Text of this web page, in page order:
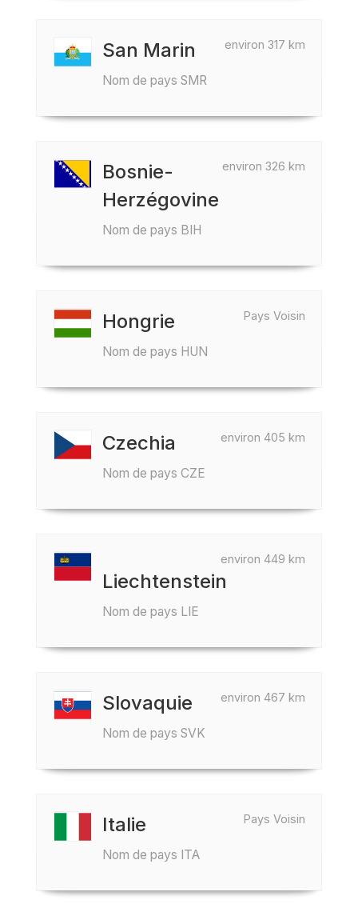
environ 317 km
San Marin
Nom de pays SMR
environ 326 km
Bosnie-
Herzégovine
Nom de pays BIH
Pays Voisin
Hongrie
Nom de pays HUN
environ 405 km
Czechia
Nom de pays CZE
environ 449 km
Liechtenstein
Nom de pays LIE
environ 467 km
Slovaquie
Nom de pays SVK
Pays Voisin
Italie
Nom de pays ITA